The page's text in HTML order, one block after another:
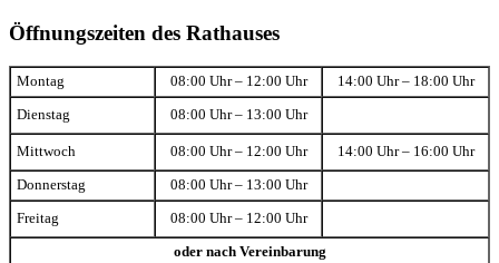
Öffnungszeiten des Rathauses
Montag 08:00 Uhr – 12:00 Uhr 14:00 Uhr – 18:00 Uhr
Dienstag 08:00 Uhr – 13:00 Uhr
Mittwoch 08:00 Uhr – 12:00 Uhr 14:00 Uhr – 16:00 Uhr
Donnerstag 08:00 Uhr – 13:00 Uhr
Freitag 08:00 Uhr – 12:00 Uhr
oder nach Vereinbarung